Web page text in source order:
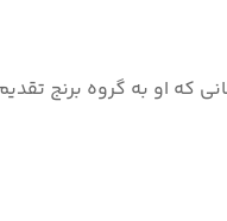
که او به گروه برنج